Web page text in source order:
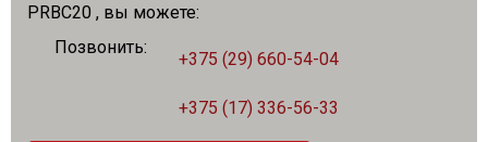
PRBC20 , вы можете:
Позвонить:
+375 (29) 660-54-04
+375 (17) 336-56-33